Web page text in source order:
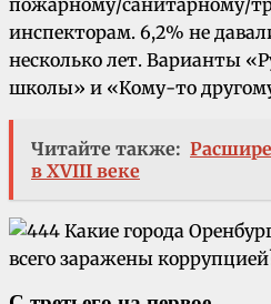
пожарному/санитарному/
инспекторам. 6,2% не
несколько лет. Варианты
школы» и «Кому-то
Читайте также:
в XVIII веке